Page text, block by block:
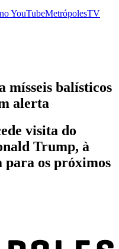
YouTubeMetrópolesTV
mísseis balísticos
alerta
visita do
Trump, à
para os próximos